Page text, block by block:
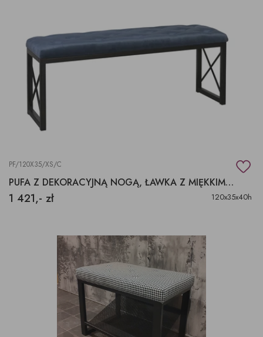
PF/120X35/XS/C
PUFA Z DEKORACYJNĄ NOGĄ, ŁAWKA Z MIĘKKIM SIEDZISKIEM
1 421,- zł 120x35x40h